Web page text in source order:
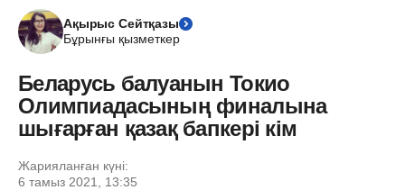
Ақырыс Сейтқазы
Бұрынғы қызметкер
Беларусь балуанын Токио
Олимпиадасының финалына
шығарған қазақ бапкері кім
Жарияланған күні:
6 тамыз 2021, 13:35